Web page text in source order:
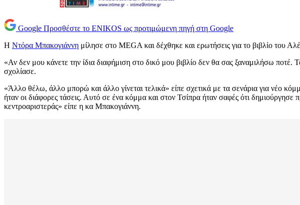
Google Προσθέστε το ENIKOS ως προτιμώμενη πηγή στη Google
Η Ντόρα Μπακογιάννη μίλησε στο MEGA και δέχθηκε και ερωτήσεις για το βιβλίο του
«Αν δεν μου κάνετε την ίδια διαφήμιση στο δικό μου βιβλίο δεν θα σας ξαναμιλήσω
σχολίασε.
«Άλλο θέλω, άλλο μπορώ και άλλο γίνεται τελικά» είπε σχετικά με τα σενάρια για νέο
ήταν οι διάφορες τάσεις. Αυτό σε ένα κόμμα και στον Τσίπρα ήταν σαφές ότι
κεντροαριστεράς» είπε η κα Μπακογιάννη.